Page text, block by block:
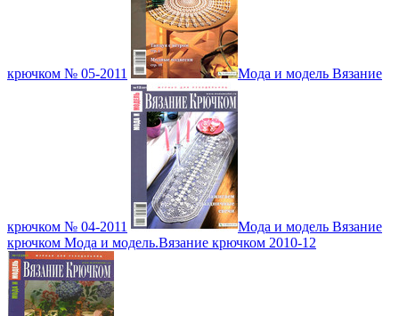
крючком № 05-2011 Мода и модель Вязание
крючком № 04-2011
Мода и модель Вязание
крючком Мода и модель.Вязание крючком 2010-12